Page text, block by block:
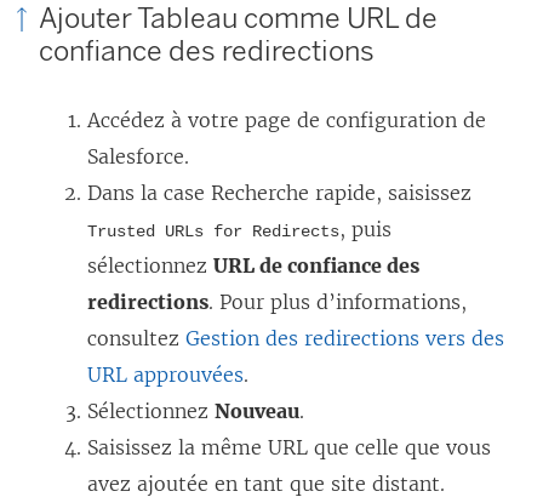
Ajouter Tableau comme URL de
confiance des redirections
Accédez à votre page de configuration de
Salesforce.
Dans la case Recherche rapide, saisissez
Trusted URLs for Redirects, puis
sélectionnez URL de confiance des
redirections. Pour plus d’informations,
consultez Gestion des redirections vers des
URL approuvées.
Sélectionnez Nouveau.
Saisissez la même URL que celle que vous
avez ajoutée en tant que site distant.